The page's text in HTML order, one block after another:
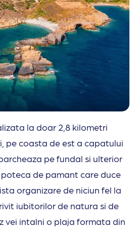
la doar 2,8 kilometri
pe coasta de est a capatului
pe fundal si ulterior
poteca de pamant care duce
organizare de niciun fel la
iubitorilor de natura si de
vei intalni o plaja formata din